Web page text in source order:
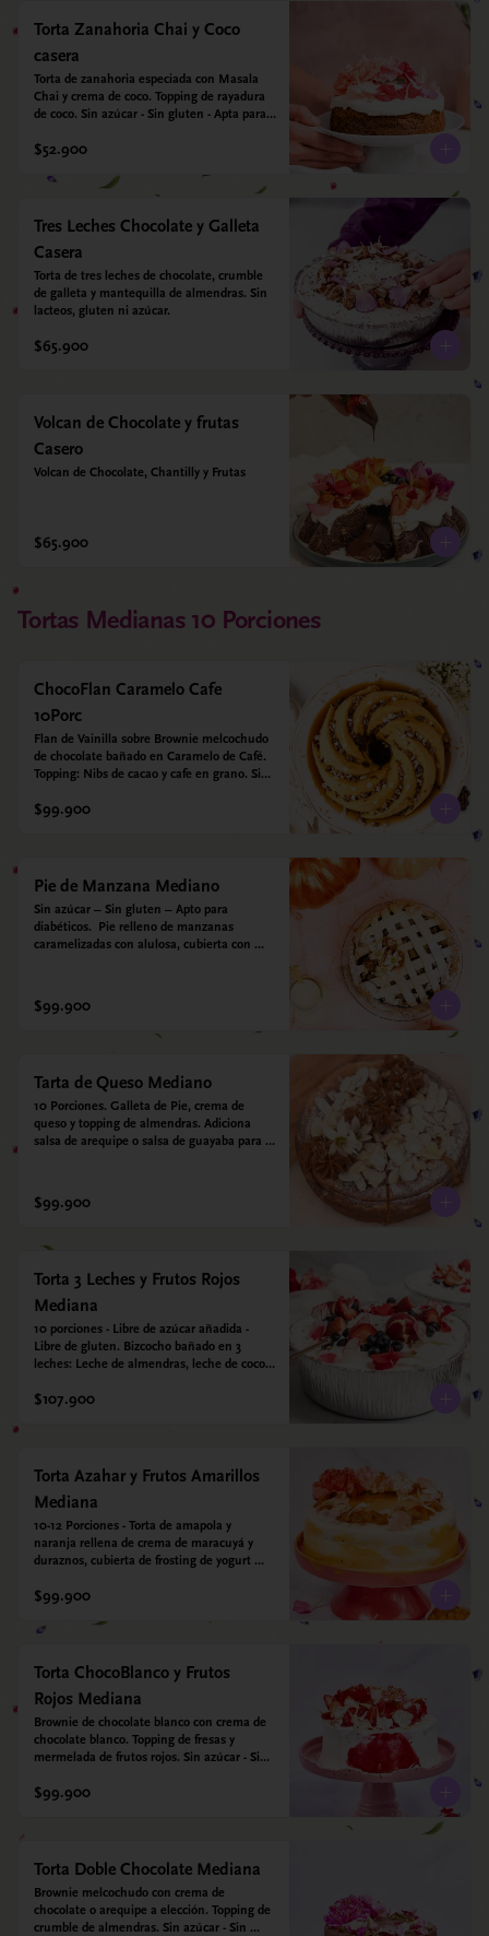
Torta Zanahoria Chai y Coco
casera
Torta de zanahoria especiada con Masala
Chai y crema de coco. Topping de rayadura
de coco. Sin azúcar - Sin gluten - Apta para
y almendras. Endulzada con estevia.
$52.900
Tres Leches Chocolate y Galleta
Casera
Torta de tres leches de chocolate, crumble
de galleta y mantequilla de almendras. Sin
lacteos, gluten ni azúcar.
$65.900
Volcan de Chocolate y frutas
Casero
Volcan de Chocolate, Chantilly y Frutas
$65.900
Tortas Medianas 10 Porciones
ChocoFlan Caramelo Cafe
10Porc
Flan de Vainilla sobre Brownie melcochudo
de chocolate bañado en Caramelo de Café.
Topping: Nibs de cacao y cafe en grano. Sin
diabéticos
$99.900
Pie de Manzana Mediano
Sin azúcar – Sin gluten – Apto para
diabéticos.  Pie relleno de manzanas
caramelizadas con alulosa, cubierta con
de leche de coco y que envuelve todos los
sabores.
$99.900
Tarta de Queso Mediano
10 Porciones. Galleta de Pie, crema de
queso y topping de almendras. Adiciona
salsa de arequipe o salsa de guayaba para
$99.900
Torta 3 Leches y Frutos Rojos
Mediana
10 porciones - Libre de azúcar añadida -
Libre de gluten. Bizcocho bañado en 3
leches: Leche de almendras, leche de coco y
Harina de arroz, harina de quinoa, huevo,
vegetal *contiene un derivado de proteína
láctea conocido como caseína. Topping:
Fresas y Arándanos.
$107.900
Torta Azahar y Frutos Amarillos
Mediana
10-12 Porciones - Torta de amapola y
naranja rellena de crema de maracuyá y
duraznos, cubierta de frosting de yogurt
leyenda para mamá. Sin azúcar - Sin gluten
$99.900
Torta ChocoBlanco y Frutos
Rojos Mediana
Brownie de chocolate blanco con crema de
chocolate blanco. Topping de fresas y
mermelada de frutos rojos. Sin azúcar - Sin
$99.900
Torta Doble Chocolate Mediana
Brownie melcochudo con crema de
chocolate o arequipe a elección. Topping de
crumble de almendras. Sin azúcar - Sin